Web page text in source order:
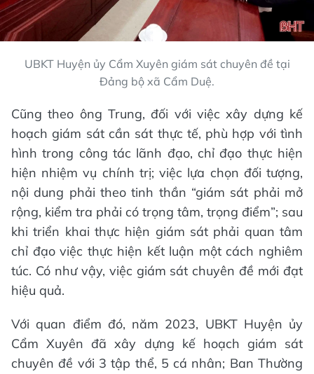
UBKT Huyện ủy Cẩm Xuyên giám sát chuyên đề tại
Đảng bộ xã Cẩm Duệ.
Cũng theo ông Trung, đối với việc xây dựng kế
hoạch giám sát cần sát thực tế, phù hợp với tình
hình trong công tác lãnh đạo, chỉ đạo thực hiện
hiện nhiệm vụ chính trị; việc lựa chọn đối tượng,
nội dung phải theo tinh thần “giám sát phải mở
rộng, kiểm tra phải có trọng tâm, trọng điểm”; sau
khi triển khai thực hiện giám sát phải quan tâm
chỉ đạo việc thực hiện kết luận một cách nghiêm
túc. Có như vậy, việc giám sát chuyên đề mới đạt
hiệu quả.
Với quan điểm đó, năm 2023, UBKT Huyện ủy
Cẩm Xuyên đã xây dựng kế hoạch giám sát
chuyên đề với 3 tập thể, 5 cá nhân; Ban Thường